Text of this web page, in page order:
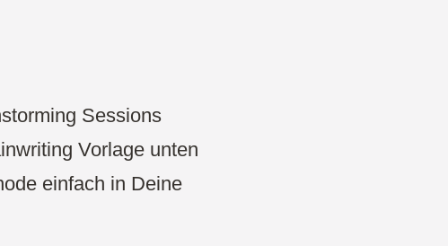
Wireframe
Design Thinking
Sessions
Vorlage unten
einfach in Deine